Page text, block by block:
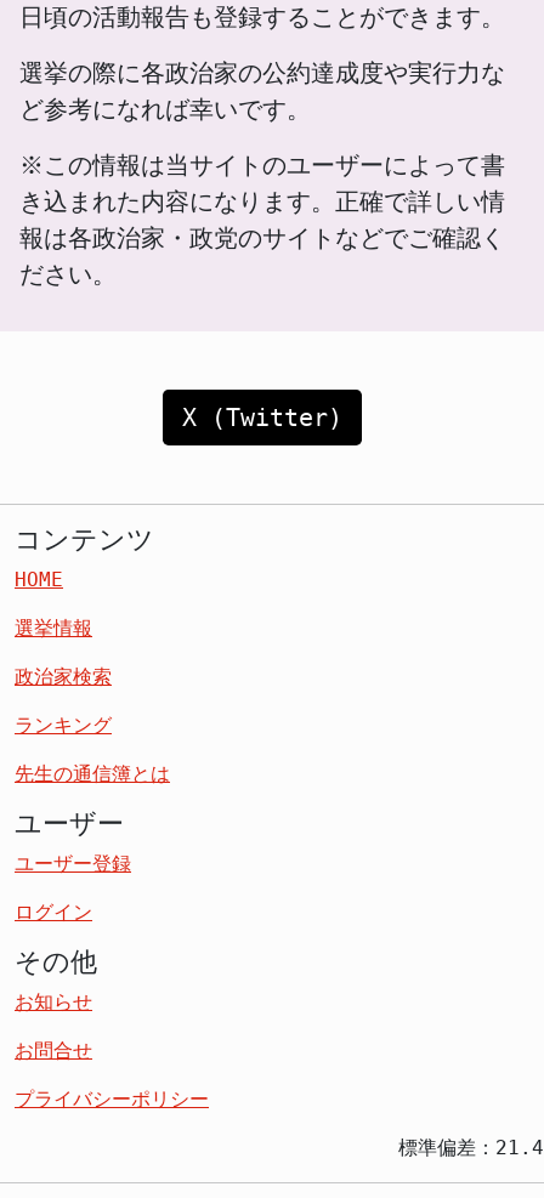
日頃の活動報告も登録することができます。
選挙の際に各政治家の公約達成度や実行力な
ど参考になれば幸いです。
※この情報は当サイトのユーザーによって書
き込まれた内容になります。正確で詳しい情
報は各政治家・政党のサイトなどでご確認く
ださい。
X (Twitter)
コンテンツ
HOME
選挙情報
政治家検索
ランキング
先生の通信簿とは
ユーザー
ユーザー登録
ログイン
その他
お知らせ
お問合せ
プライバシーポリシー
標準偏差：21.4